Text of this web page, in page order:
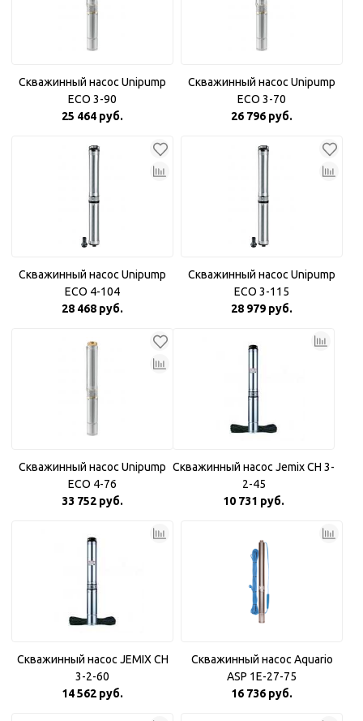
Скважинный насос Unipump
ECO 3-90
25 464 руб.
Скважинный насос Unipump
ECO 3-70
26 796 руб.
Скважинный насос Unipump
ECO 4-104
28 468 руб.
Скважинный насос Unipump
ECO 3-115
28 979 руб.
Скважинный насос Unipump
ECO 4-76
33 752 руб.
Скважинный насос Jemix CH 3-
2-45
10 731 руб.
Скважинный насос JEMIX CH
3-2-60
14 562 руб.
Скважинный насос Aquario
ASP 1E-27-75
16 736 руб.